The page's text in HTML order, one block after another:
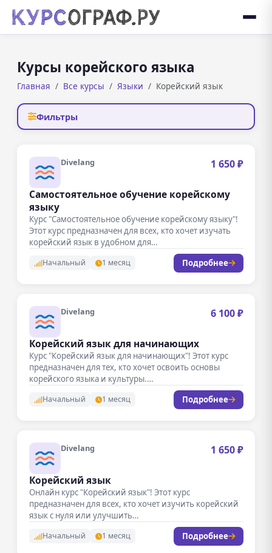
Курсы корейского языка
Главная Все курсы Языки Корейский язык
Фильтры
Divelang 1 650 ₽
Самостоятельное обучение корейскому
языку
Курс "Самостоятельное обучение корейскому языку"!
Этот курс предназначен для всех, кто хочет изучать
корейский язык в удобном для…
Начальный 1 месяц Подробнее
Divelang 6 100 ₽
Корейский язык для начинающих
Курс "Корейский язык для начинающих"! Этот курс
предназначен для тех, кто хочет освоить основы
корейского языка и культуры.…
Начальный 1 месяц Подробнее
Divelang 1 650 ₽
Корейский язык
Онлайн курс "Корейский язык"! Этот курс
предназначен для всех, кто хочет изучить корейский
язык с нуля или улучшить…
Начальный 1 месяц Подробнее